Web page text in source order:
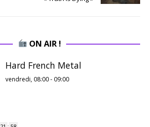
ON AIR !
Hard French Metal
vendredi, 08:00- 09:00